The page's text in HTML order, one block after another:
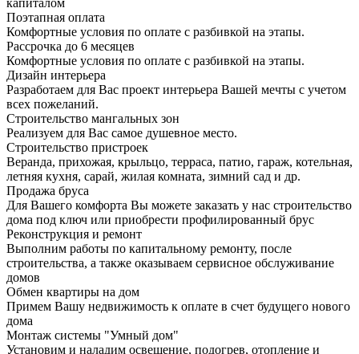
Поэтапная оплата
Комфортные условия по оплате с разбивкой на этапы.
Рассрочка до 6 месяцев
Комфортные условия по оплате с разбивкой на этапы.
Дизайн интерьера
Разработаем для Вас проект интерьера Вашей мечты с учетом
всех пожеланий.
Строительство мангальных зон
Реализуем для Вас самое душевное место.
Строительство пристроек
Веранда, прихожая, крыльцо, терраса, патио, гараж, котельная,
летняя кухня, сарай, жилая комната, зимний сад и др.
Продажа бруса
Для Вашего комфорта Вы можете заказать у нас строительство
дома под ключ или приобрести профилированный брус
Реконструкция и ремонт
Выполним работы по капитальному ремонту, после
строительства, а также оказываем сервисное обслуживание
домов
Обмен квартиры на дом
Примем Вашу недвижимость к оплате в счет будущего нового
дома
Монтаж системы "Умный дом"
Установим и наладим освещение, подогрев, отопление и